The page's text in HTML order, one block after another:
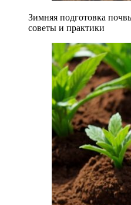
Зимняя подготовка
советы и практики